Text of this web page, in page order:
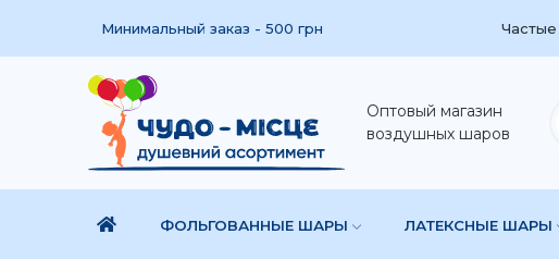
Минимальный заказ - 500 грн
Оптовый магазин
воздушных шаров
ФОЛЬГОВАННЫЕ ШАРЫ ЛАТЕКСНЫЕ ШАРЫ